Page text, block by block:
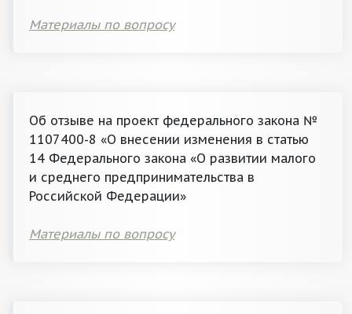
Материалы по вопросу
Об отзыве на проект федерального закона №
1107400-8 «О внесении изменения в статью
14 Федерального закона «О развитии малого
и среднего предпринимательства в
Российской Федерации»
Материалы по вопросу